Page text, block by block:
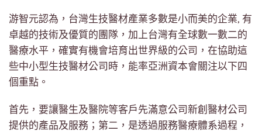
游智元認為，台灣生技醫材產業多數是小而美的企業, 有
卓越的技術及優質的團隊，加上台灣有全球數一數二的
醫療水平，確實有機會培育出世界級的公司，在協助這
些中小型生技醫材公司時，能率亞洲資本會關注以下四
個重點。
首先，要讓醫生及醫院等客戶先滿意公司新創醫材公司
提供的產品及服務；第二，是透過服務醫療體系過程，